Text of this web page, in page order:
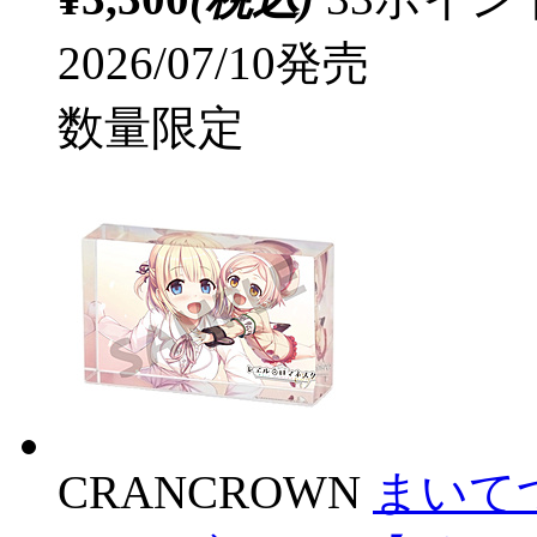
2026/07/10発売
数量限定
CRANCROWN まいて